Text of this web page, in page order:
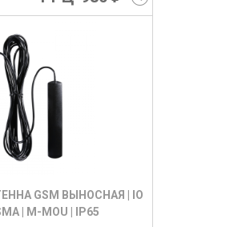
GSM ВЫНОСНАЯ | IO
| M-MOU | IP65